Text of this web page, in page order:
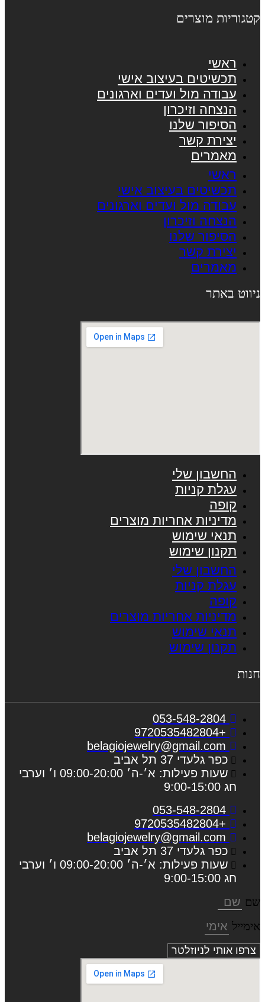
קטגוריות מוצרים
ראשי
תכשיטים בעיצוב אישי
עבודה מול ועדים וארגונים
הנצחה וזיכרון
הסיפור שלנו
יצירת קשר
מאמרים
ראשי
תכשיטים בעיצוב אישי
עבודה מול ועדים וארגונים
הנצחה וזיכרון
הסיפור שלנו
יצירת קשר
מאמרים
ניווט באתר
החשבון שלי
עגלת קניות
קופה
מדיניות אחריות מוצרים
תנאי שימוש
תקנון שימוש
החשבון שלי
עגלת קניות
קופה
מדיניות אחריות מוצרים
תנאי שימוש
תקנון שימוש
חנות
053-548-2804
+9720535482804
belagiojewelry@gmail.com
כפר גלעדי 37 תל אביב
שעות פעילות: א׳-ה׳ 09:00-20:00 ו׳ וערבי
חג 9:00-15:00
053-548-2804
+9720535482804
belagiojewelry@gmail.com
כפר גלעדי 37 תל אביב
שעות פעילות: א׳-ה׳ 09:00-20:00 ו׳ וערבי
חג 9:00-15:00
שם
אימייל
צרפו אותי לניוזלטר